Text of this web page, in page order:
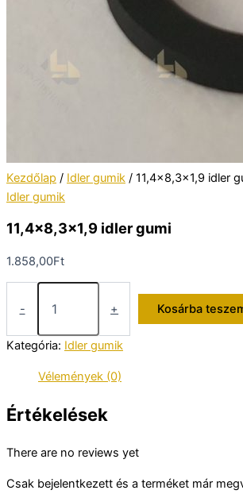
Kezdőlap / Idler gumik / 11,4×8,3×1,9 idler
Idler gumik
11,4×8,3×1,9 idler gumi
1.858,00Ft
-
11,4x8,3x1,9
mennyiség
+ Kosárba
Kategória: Idler gumik
Vélemények (0)
Értékelések
There are no reviews yet
Csak bejelentkezett és a terméket már